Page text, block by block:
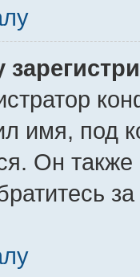
имя, под
Он